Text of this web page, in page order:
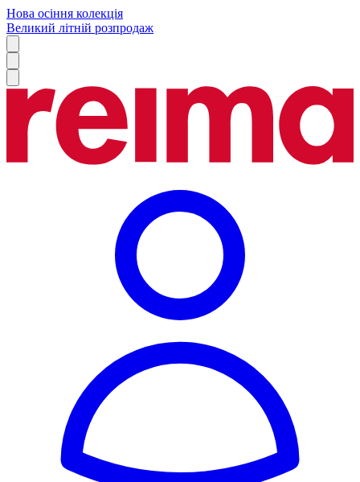
Нова осіння колекція
Великий літній розпродаж